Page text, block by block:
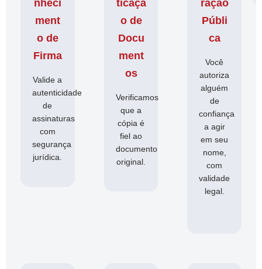
nheci
ment
o de
Firma
Valide a
autenticidade
de
assinaturas
com
segurança
jurídica.
ticaçã
o de
Docu
ment
os
Verificamos
que a
cópia é
fiel ao
documento
original.
ração
Públi
ca
Você
autoriza
alguém
de
confiança
a agir
em seu
nome,
com
validade
legal.